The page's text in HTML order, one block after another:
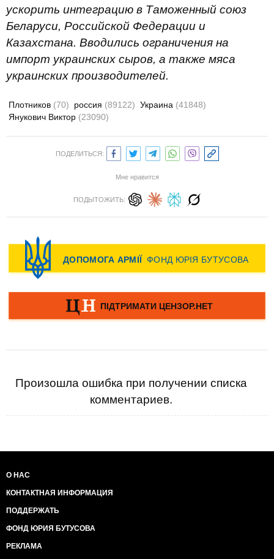
ускорить интеграцию в Таможенный союз
Беларуси, Российской Федерации и
Казахстана. Вводились ограничения на
импорт украинских сыров, а также мяса
украинских производителей.
Плотников (70) россия (89122) Украина (41848)
Янукович Виктор (23090)
ПОДЕЛИТЬСЯ:
Мне нравится
ПОДЫТОЖИТЬ:
Произошла ошибка при получении списка
комментариев.
О НАС
КОНТАКТНАЯ ИНФОРМАЦИЯ
ПОДДЕРЖАТЬ
ФОНД ЮРИЯ БУТУСОВА
РЕКЛАМА